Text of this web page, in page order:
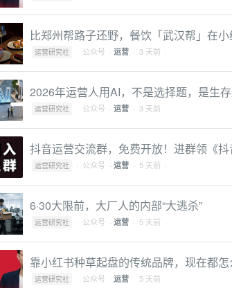
比郑州帮路子还野，餐饮「武汉帮」在小
运营研究社 · 公众号 · 运营 · 3 天前 ·
2026年运营人用AI，不是选择题，是生
运营研究社 · 公众号 · 运营 · 3 天前 ·
抖音运营交流群，免费开放！进群领《抖
运营研究社 · 公众号 · 运营 · 5 天前 ·
6·30大限前，大厂人的内部“大逃杀”
运营研究社 · 公众号 · 运营 · 5 天前 ·
靠小红书种草起盘的传统品牌，现在都怎
运营研究社 · 公众号 · 运营 · 5 天前 ·